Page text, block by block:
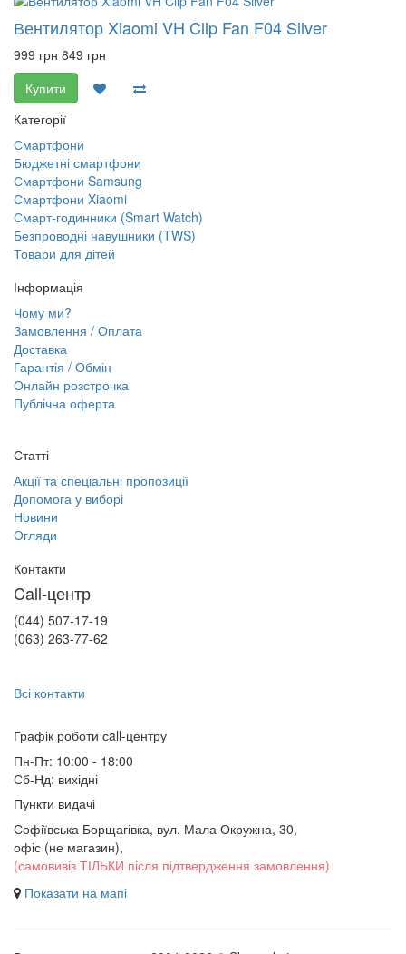
Вентилятор Xiaomi VH Clip Fan F04 Silver
999 грн 849 грн
Купити
Категорії
Смартфони
Бюджетні смартфони
Смартфони Samsung
Смартфони Xiaomi
Смарт-годинники (Smart Watch)
Безпроводні навушники (TWS)
Товари для дітей
Інформація
Чому ми?
Замовлення / Оплата
Доставка
Гарантія / Обмін
Онлайн розстрочка
Публічна оферта
Статті
Акції та спеціальні пропозиції
Допомога у виборі
Новини
Огляди
Контакти
Call-центр
(044) 507-17-19
(063) 263-77-62
Всі контакти
Графік роботи сall-центру
Пн-Пт: 10:00 - 18:00
Сб-Нд: вихідні
Пункти видачі
Софіївська Борщагівка, вул. Мала Окружна, 30,
офіс (не магазин),
(самовивіз ТІЛЬКИ після підтвердження замовлення)
Показати на мапі